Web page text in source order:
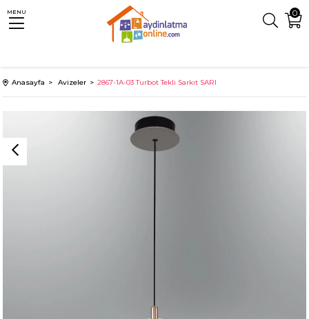
0
MENU
Anasayfa Avizeler 2867-1A-03 Turbot Tekli Sarkıt SARI